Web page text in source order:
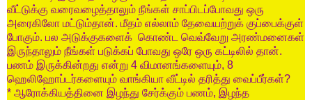
வீட்டுக்கு வரைவழைத்தாலும் நீங்கள் சாப்பிடப்போவது ஒரு
அரைகிலோ மட்டும்தான். மீதம் எல்லாம் தேவையற்றுக் குப்பைக்குள்
போகும். பல அடுக்குகளைக் கொண்ட வெவ்வேறு அரண்மனைகள்
இருந்தாலும் நீங்கள் படுக்கப் போவது ஒரே ஒரு கட்டிலில் தான்.
பணம் இருக்கின்றது என்று 4 விமானங்களையும், 8
ஹெலிஹோப்டர்களையும் வாங்கியா வீட்டில் தரித்து வைப்பீர்கள்?
* ஆரோக்கியத்தினை இழந்து சேர்க்கும் பணம், இழந்த